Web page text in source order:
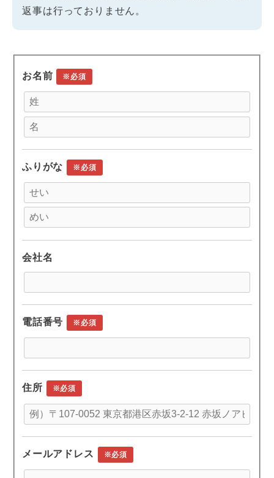
返事は行っておりません。
お名前 ※必須
ふりがな ※必須
会社名
電話番号 ※必須
住所 ※必須
メールアドレス ※必須